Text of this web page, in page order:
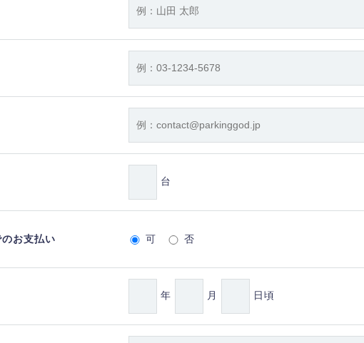
台
お支払い 可 否
年 月 日頃